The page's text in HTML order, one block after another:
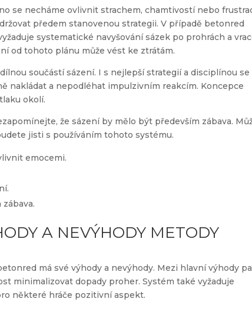
se necháme ovlivnit strachem, chamtivostí nebo
předem stanovenou strategii. V případě betonred
systematické navyšování sázek po prohrách a
od tohoto plánu může vést ke ztrátám.
součástí sázení. I s nejlepší strategií a disciplínou se
nakládat a nepodléhat impulzivním reakcím. Koncepce
okolí.
že sázení by mělo být především zábava.
jisti s používáním tohoto systému.
emocemi.
A NEVÝHODY METODY
má své výhody a nevýhody. Mezi hlavní výhody
minimalizovat dopady proher. Systém také vyžaduje
některé hráče pozitivní aspekt.